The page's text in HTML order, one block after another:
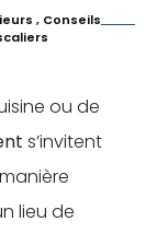
, Conseils
ou de
s’invitent
lieu de